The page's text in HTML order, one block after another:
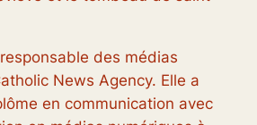
des médias
News Agency. Elle a
en communication avec